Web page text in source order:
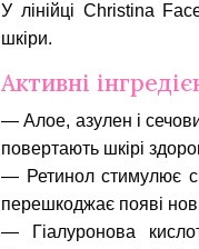
У лінійці Christina
шкіри.
Активні
— Алое, азулен і
повертають шкірі
— Ретинол стимулює
перешкоджає появі
— Гіалуронова